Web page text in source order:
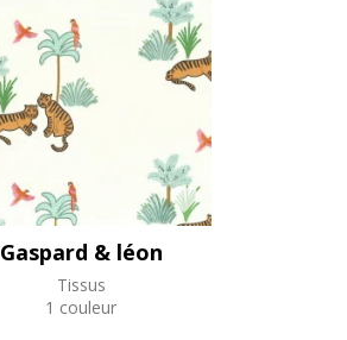
Gaspard & léon
Tissus
1 couleur